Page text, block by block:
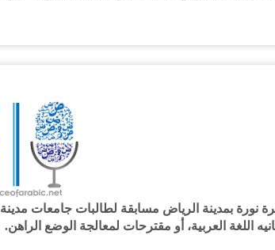
نورة بمدينة الرياض مسابقة لطالبات جامعات مدينة
اللغة العربية، أو مقترحات لمعالجة الوضع الراهن.